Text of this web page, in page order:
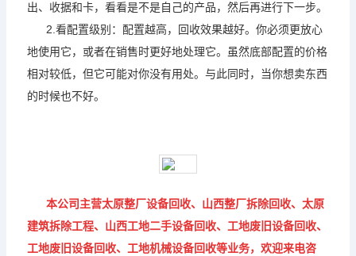
出、收据和卡，看看是不是自己的产品，然后再进行下一步。
2.看配置级别：配置越高，回收效果越好。你必须更放心
地使用它，或者在销售时更好地处理它。虽然底部配置的价格
相对较低，但它可能对你没有用处。与此同时，当你想卖东西
的时候也不好。
本公司主营太原整厂设备回收、山西整厂拆除回收、太原
建筑拆除工程、山西工地二手设备回收、工地废旧设备回收、
工地废旧设备回收、工地机械设备回收等业务，欢迎来电咨